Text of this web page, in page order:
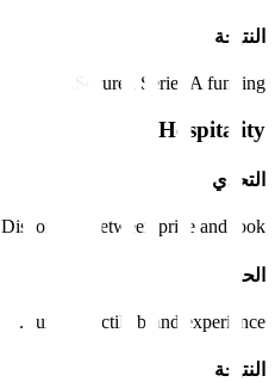
النتيجة
Secured Series A funding.
Hospitality
التحدي
Disconnect between price and look.
الحل
Luxury, tactile brand experience.
النتيجة